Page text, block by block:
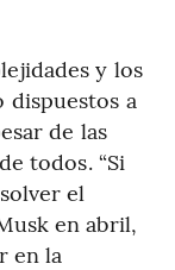
y los
dispuestos a
de las
todos. “Si
el
en abril,
en la